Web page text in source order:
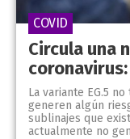
Circula una
La variante EG.5
generen algún
sublinajes que
actualmente no
COVID